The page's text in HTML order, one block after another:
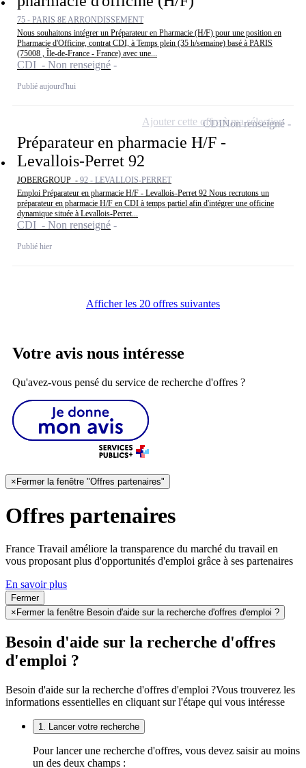
75 - PARIS 8E ARRONDISSEMENT
Nous souhaitons intégrer un Préparateur en Pharmacie (H/F) pour une position en
Pharmacie d'Officine, contrat CDI, à Temps plein (35 h/semaine) basé à PARIS
(75008 , Île-de-France - France) avec une...
CDI - Non renseigné
Publié aujourd'hui
Préparateur en pharmacie H/F -
Levallois-Perret 92
JOBERGROUP - 92 - LEVALLOIS-PERRET
Emploi Préparateur en pharmacie H/F - Levallois-Perret 92 Nous recrutons un
préparateur en pharmacie H/F en CDI à temps partiel afin d'intégrer une officine
dynamique située à Levallois-Perret...
CDI - Non renseigné
Publié hier
CDINon renseigné
Ajouter cette offre à ma sélection
Afficher les 20 offres suivantes
Votre avis nous intéresse
Qu'avez-vous pensé du service de recherche d'offres ?
×Fermer la fenêtre "Offres partenaires"
Offres partenaires
France Travail améliore la transparence du marché du travail en
vous proposant plus d'opportunités d'emploi grâce à ses partenaires
En savoir plus
Fermer
× Fermer la fenêtre Besoin d'aide sur la recherche d'offres d'emploi ?
Besoin d'aide sur la recherche d'offres
d'emploi ?
Besoin d'aide sur la recherche d'offres d'emploi ?Vous trouverez les
informations essentielles en cliquant sur l'étape qui vous intéresse
1. Lancer votre recherche
Pour lancer une recherche d'offres, vous devez saisir au moins
un des deux champs :